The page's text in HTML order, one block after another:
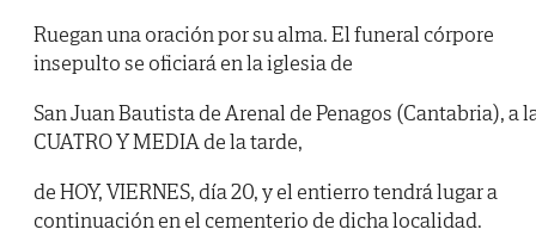
Ruegan una oración por su alma. El funeral córpore
insepulto se oficiará en la iglesia de
San Juan Bautista de Arenal de Penagos (Cantabria), a
CUATRO Y MEDIA de la tarde,
de HOY, VIERNES, día 20, y el entierro tendrá lugar a
continuación en el cementerio de dicha localidad.